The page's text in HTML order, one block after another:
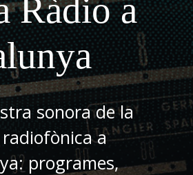
Ràdio a
sonora de la
a
programes,